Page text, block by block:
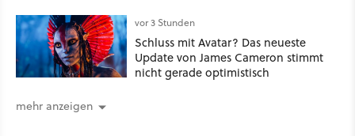
vor 3 Stunden
Schluss mit Avatar? Das neueste
Update von James Cameron stimmt
nicht gerade optimistisch
mehr anzeigen